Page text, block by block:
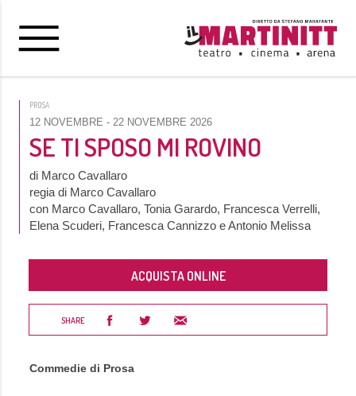
PROSA
12 NOVEMBRE - 22 NOVEMBRE 2026
SE TI SPOSO MI ROVINO
di Marco Cavallaro
regia di Marco Cavallaro
con Marco Cavallaro, Tonia Garardo, Francesca Verrelli,
Elena Scuderi, Francesca Cannizzo e Antonio Melissa
ACQUISTA ONLINE
SHARE
Commedie di Prosa